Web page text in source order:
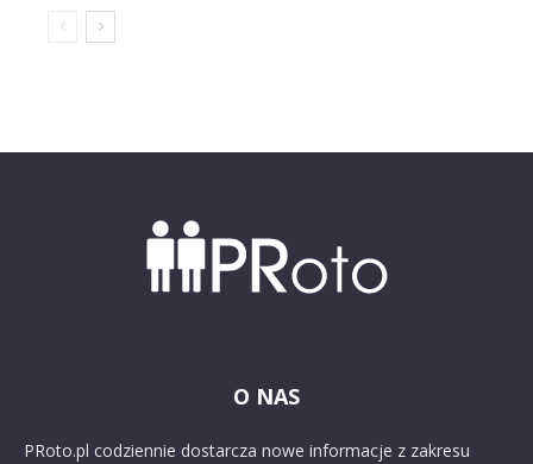
O NAS
PRoto.pl codziennie dostarcza nowe informacje z zakresu